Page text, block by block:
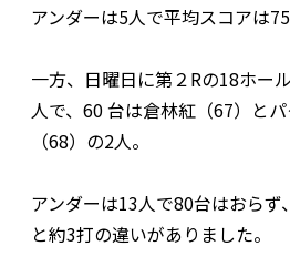
アンダーは5人で平均スコアは
一方、日曜日に第２Rの18ホー
人で、60 台は倉林紅（67）と
（68）の2人。
アンダーは13人で80台はおら
と約3打の違いがありました。